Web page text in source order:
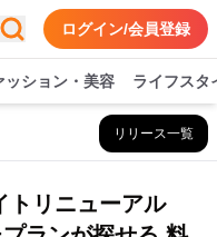
ログイン/会員登録
ッション・美容 ライフスタ
リリース一覧
トリニューアル